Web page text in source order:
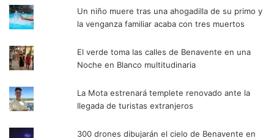
Un niño muere tras una ahogadilla de su primo y
la venganza familiar acaba con tres muertos
El verde toma las calles de Benavente en una
Noche en Blanco multitudinaria
La Mota estrenará templete renovado ante la
llegada de turistas extranjeros
300 drones dibujarán el cielo de Benavente en